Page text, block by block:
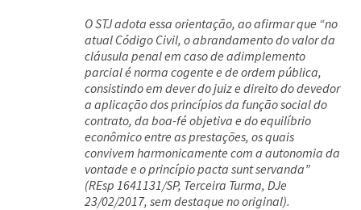
O STJ adota essa orientação, ao afirmar que “no
atual Código Civil, o abrandamento do valor da
cláusula penal em caso de adimplemento
parcial é norma cogente e de ordem pública,
consistindo em dever do juiz e direito do devedor
a aplicação dos princípios da função social do
contrato, da boa-fé objetiva e do equilíbrio
econômico entre as prestações, os quais
convivem harmonicamente com a autonomia da
vontade e o princípio pacta sunt servanda”
(REsp 1641131/SP, Terceira Turma, DJe
23/02/2017, sem destaque no original).